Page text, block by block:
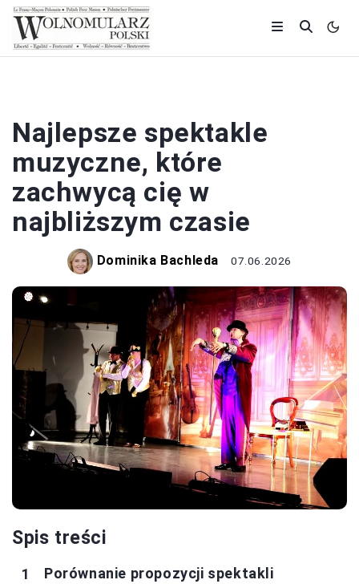
Najlepsze spektakle
muzyczne, które
zachwycą cię w
najbliższym czasie
Dominika Bachleda 07.06.2026
Spis treści
Porównanie propozycji spektakli